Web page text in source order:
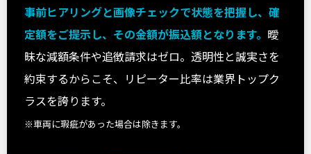
事前ヒアリングと画像チェックで状態を把握し、確
定額をご提示し、その金額が振込額となります。 曖
昧な減額条件や追徴請求はゼロ。透明性と誠実さを
約束するからこそ、リピーター比率は業界トップク
ラスを誇ります。
※車両に瑕疵があった場合は除きます。